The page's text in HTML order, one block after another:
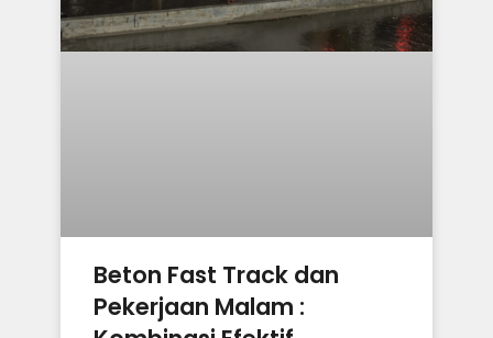
Beton Fast Track dan
Pekerjaan Malam :